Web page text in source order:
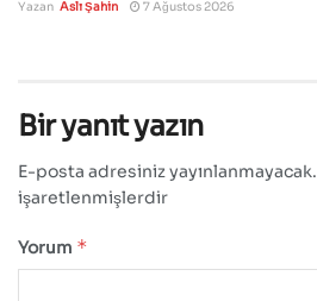
Yazan Aslı Şahin 7 Ağustos 2026
Bir yanıt yazın
E-posta adresiniz yayınlanmayacak.
işaretlenmişlerdir
Yorum *